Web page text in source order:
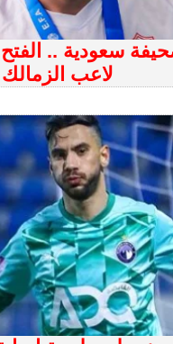
سعودية ..
لاعب الزمالك